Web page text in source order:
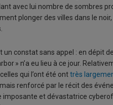
avec lui nombre de sombres
plonger des villes dans le
constat sans appel : en dépit de
» n’a eu lieu à ce jour.
qui l’ont été onttrès
renforcé par le récit des
imposante et dévastatrice